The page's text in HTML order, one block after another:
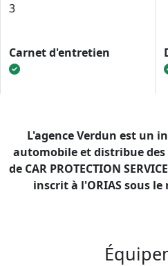
3
Carnet d'entretien
L'agence Verdun est un
automobile et distribue
de CAR PROTECTION
inscrit à l'ORIAS sous le